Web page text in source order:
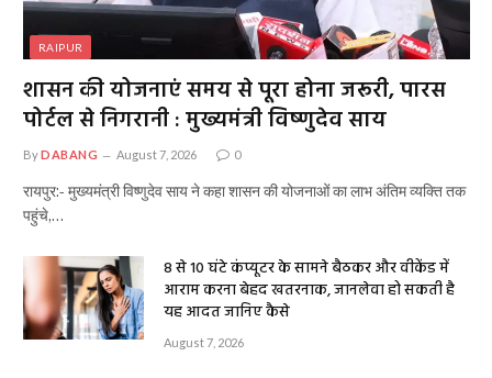
RAIPUR
शासन की योजनाएं समय से पूरा होना जरूरी, पारस
पोर्टल से निगरानी : मुख्यमंत्री विष्णुदेव साय
ByDABANG August 7, 2026 0
रायपुर:- मुख्यमंत्री विष्णुदेव साय ने कहा शासन की योजनाओं का लाभ अंतिम व्यक्ति तक
पहुंचे,…
8 से 10 घंटे कंप्यूटर के सामने बैठकर और वीकेंड में
आराम करना बेहद खतरनाक, जानलेवा हो सकती है
यह आदत जानिए कैसे
August 7, 2026